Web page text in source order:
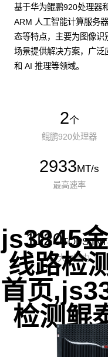
基于华为鲲鹏920处理器
ARM 人工智能计算服务
态等特点，主要为图像
场景提供解决方案，广
和 AI 推理等领域。
2个
鲲鹏920处理器
2933MT/s
最高速率
1120 TOPS
最大AI算力
js3845
线路检
首页
检测鲲